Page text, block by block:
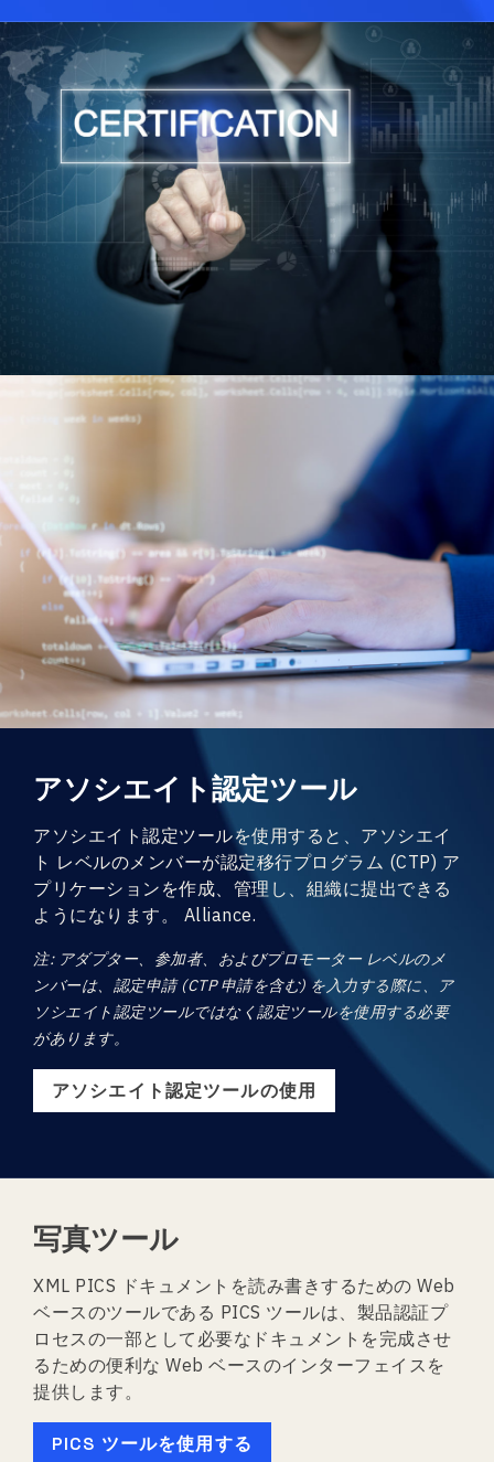
アソシエイト認定ツール
アソシエイト認定ツールを使用すると、アソシエイ
ト レベルのメンバーが認定移行プログラム (CTP) ア
プリケーションを作成、管理し、組織に提出できる
ようになります。 Alliance.
注: アダプター、参加者、およびプロモーター レベルのメ
ンバーは、認定申請 (CTP 申請を含む) を入力する際に​​、ア
ソシエイト認定ツールではなく認定ツールを使用する必要
があります。
アソシエイト認定ツールの使用
写真ツール
XML PICS ドキュメントを読み書きするための Web
ベースのツールである PICS ツールは、製品認証プ
ロセスの一部として必要なドキュメントを完成させ
るための便利な Web ベースのインターフェイスを
提供します。
PICS ツールを使用する